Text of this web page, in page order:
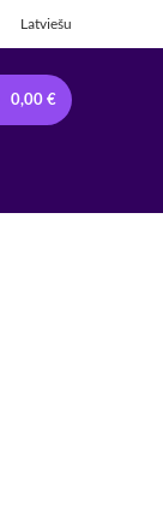
Latviešu
0,00€